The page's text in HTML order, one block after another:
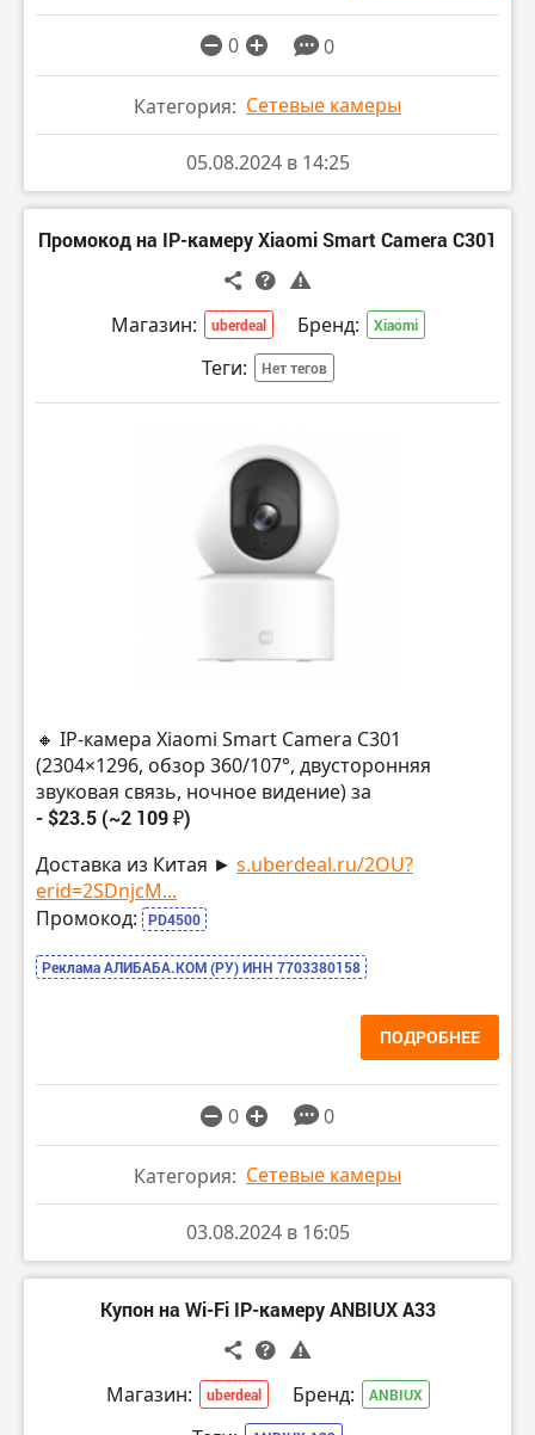
0 0
Категория: Сетевые камеры
05.08.2024 в 14:25
Промокод на IP-камеру Xiaomi Smart Camera C301
Магазин: uberdeal Бренд: Xiaomi
Теги: Нет тегов
🔸 IP-камера Xiaomi Smart Camera C301
(2304×1296, обзор 360/107°, двусторонняя
звуковая связь, ночное видение) за
- $23.5 (~2 109 ₽)
Доставка из Китая ► s.uberdeal.ru/2OU?
erid=2SDnjcM...
Промокод:
PD4500
Реклама АЛИБАБА.КОМ (РУ) ИНН 7703380158
ПОДРОБНЕЕ
0 0
Категория: Сетевые камеры
03.08.2024 в 16:05
Купон на Wi-Fi IP-камеру ANBIUX A33
Магазин: uberdeal Бренд: ANBIUX